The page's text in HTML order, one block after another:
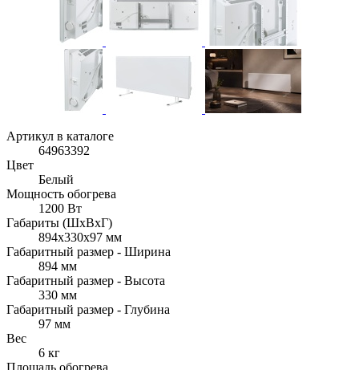
Артикул в каталоге
64963392
Цвет
Белый
Мощность обогрева
1200 Вт
Габариты (ШхВxГ)
894x330x97 мм
Габаритный размер - Ширина
894 мм
Габаритный размер - Высота
330 мм
Габаритный размер - Глубина
97 мм
Вес
6 кг
Площадь обогрева